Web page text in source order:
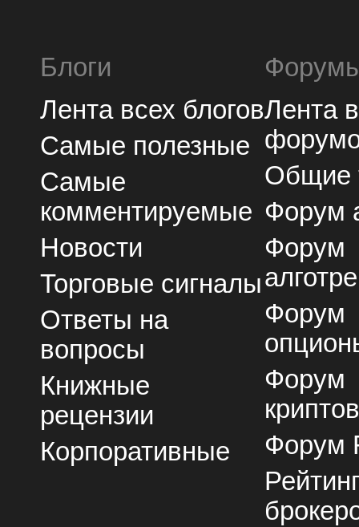
Блоги
Лента всех блогов
Самые полезные
Самые
комментируемые
Новости
Торговые сигналы
Ответы на
вопросы
Книжные
рецензии
Корпоративные
Лента
Общие
Форум
Форум
Форум
Форум
Форум